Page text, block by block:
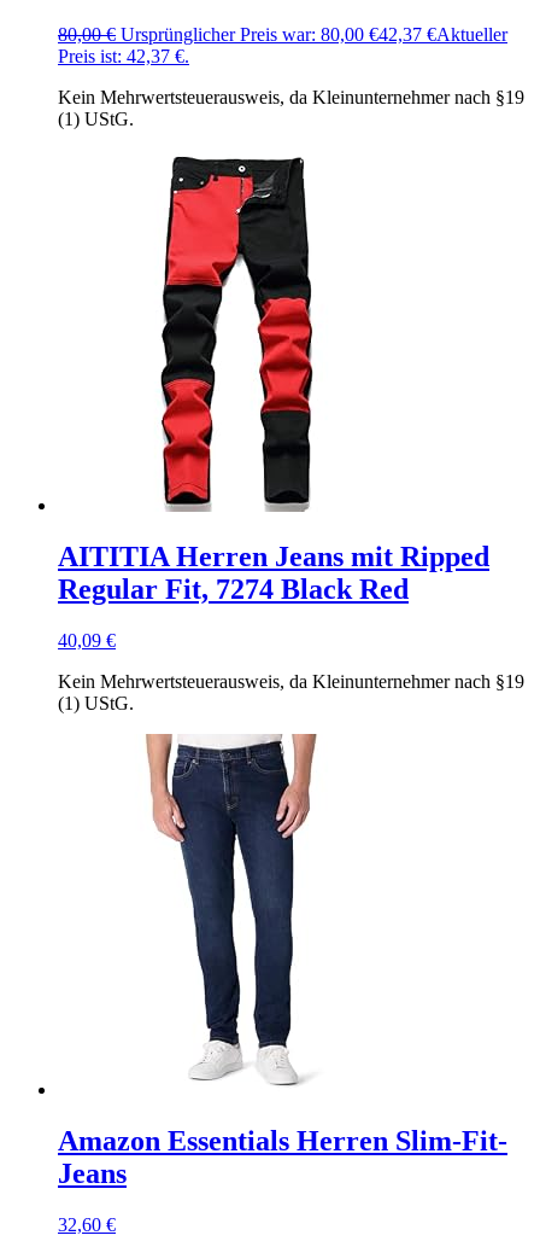
80,00€ Ursprünglicher Preis war: 80,00 €42,37 €Aktueller
Preis ist: 42,37 €.
Kein Mehrwertsteuerausweis, da Kleinunternehmer nach §19
(1) UStG.
AITITIA Herren Jeans mit Ripped
Regular Fit, 7274 Black Red
40,09 €
Kein Mehrwertsteuerausweis, da Kleinunternehmer nach §19
(1) UStG.
Amazon Essentials Herren Slim-Fit-
Jeans
32,60 €